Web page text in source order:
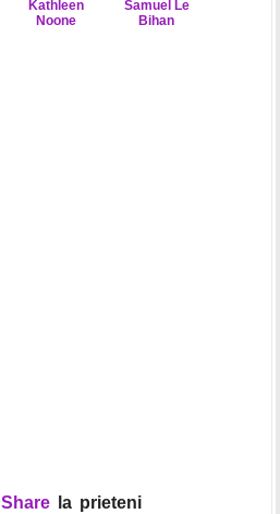
Kathleen
Noone
Samuel Le
Bihan
Share la prieteni